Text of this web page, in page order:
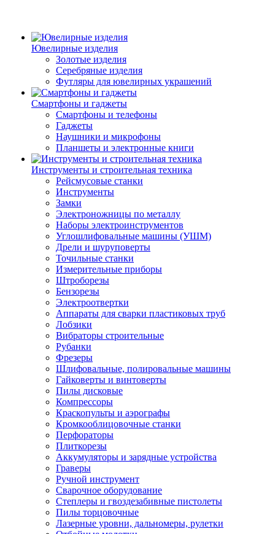
Ювелирные изделия
Золотые изделия
Серебряные изделия
Футляры для ювелирных украшений
Смартфоны и гаджеты
Смартфоны и телефоны
Гаджеты
Наушники и микрофоны
Планшеты и электронные книги
Инструменты и строительная техника
Рейсмусовые станки
Инструменты
Замки
Электроножницы по металлу
Наборы электроинструментов
Углошлифовальные машины (УШМ)
Дрели и шуруповерты
Точильные станки
Измерительные приборы
Штроборезы
Бензорезы
Электроотвертки
Аппараты для сварки пластиковых труб
Лобзики
Вибраторы строительные
Рубанки
Фрезеры
Шлифовальные, полировальные машины
Гайковерты и винтоверты
Пилы дисковые
Компрессоры
Краскопульты и аэрографы
Кромкооблицовочные станки
Перфораторы
Плиткорезы
Аккумуляторы и зарядные устройства
Граверы
Ручной инструмент
Сварочное оборудование
Степлеры и гвоздезабивные пистолеты
Пилы торцовочные
Лазерные уровни, дальномеры, рулетки